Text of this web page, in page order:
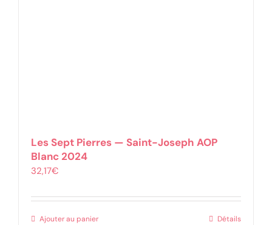
Les Sept Pierres — Saint-Joseph AOP
Blanc 2024
32,17€
Ajouter au panier Détails